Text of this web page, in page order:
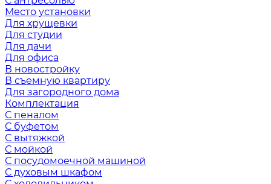
Место установки
Для хрущевки
Для студии
Для дачи
Для офиса
В новостройку
В съемную квартиру
Для загородного дома
Комплектация
С пеналом
С буфетом
С вытяжкой
С мойкой
С посудомоечной машиной
С духовым шкафом